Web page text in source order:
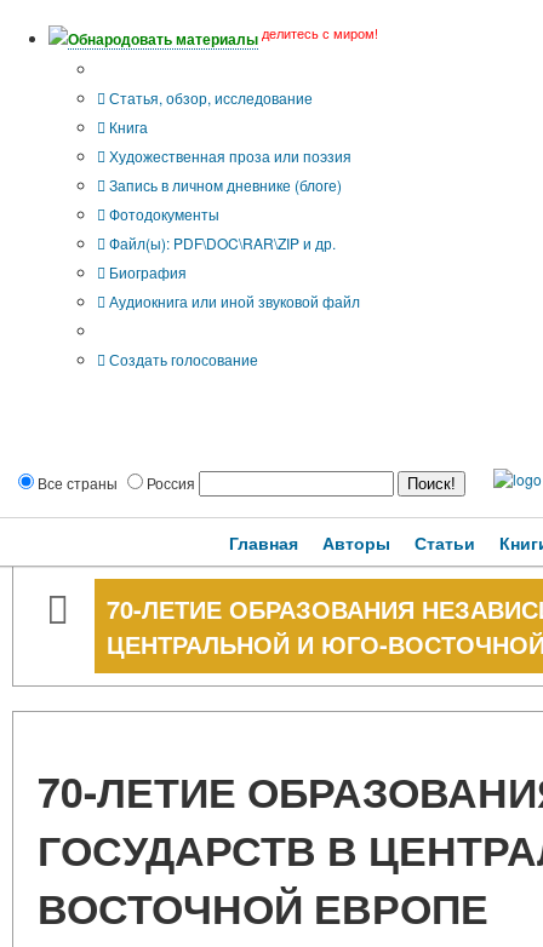
Обнародовать материалы делитесь с миром!
Статья, обзор, исследование
Книга
Художественная проза или поэзия
Запись в личном дневнике (блоге)
Фотодокументы
Файл(ы): PDF\DOC\RAR\ZIP и др.
Биография
Аудиокнига или иной звуковой файл
Создать голосование
Все страны Россия
Главная Авторы Статьи
70-ЛЕТИЕ ОБРАЗОВАНИЯ
ЦЕНТРАЛЬНОЙ И ЮГО-
70-ЛЕТИЕ
ГОСУДАРСТВ В
ВОСТОЧНОЙ ЕВРОПЕ